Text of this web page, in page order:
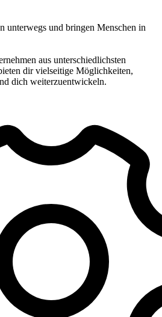
unterwegs und bringen Menschen in
aus unterschiedlichsten
dir vielseitige Möglichkeiten,
dich weiterzuentwickeln.